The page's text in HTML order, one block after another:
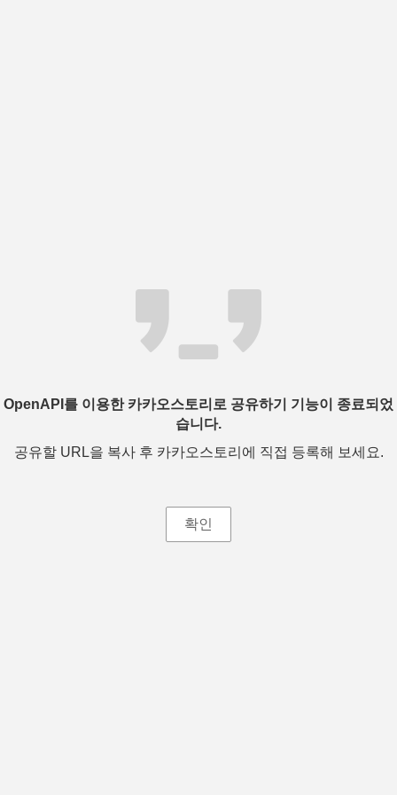
OpenAPI를 이용한 카카오스토리로 공유하기 기능이 종료되었
습니다.
공유할 URL을 복사 후 카카오스토리에 직접 등록해 보세요.
확인